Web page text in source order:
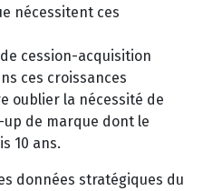
nécessitent ces
cession-acquisition
ces croissances
oublier la nécessité de
de marque dont le
10 ans.
données stratégiques du